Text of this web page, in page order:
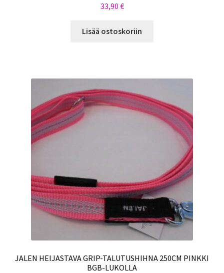
33,90 €
Lisää ostoskoriin
JALEN HEIJASTAVA GRIP-TALUTUSHIHNA 250CM PINKKI
BGB-LUKOLLA